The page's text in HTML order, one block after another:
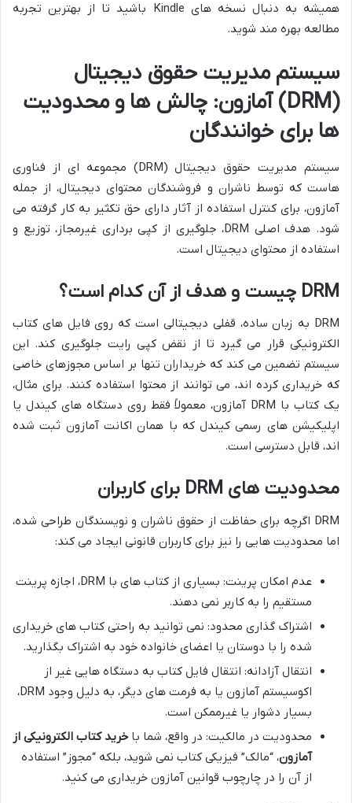
همیشه به دنبال نسخه های Kindle باشید تا از بهترین تجربه
مطالعه بهره مند شوید.
سیستم مدیریت حقوق دیجیتال
(DRM) آمازون: چالش ها و محدودیت
ها برای خوانندگان
سیستم مدیریت حقوق دیجیتال (DRM) مجموعه ای از فناوری
هاست که توسط ناشران و فروشندگان محتوای دیجیتال، از جمله
آمازون، برای کنترل استفاده از آثار دارای حق تکثیر به کار گرفته می
شود. هدف اصلی DRM، جلوگیری از کپی برداری غیرمجاز، توزیع و
استفاده از محتوای دیجیتال است.
DRM چیست و هدف از آن کدام است؟
DRM به زبان ساده، قفلی دیجیتالی است که روی فایل های کتاب
الکترونیکی قرار می گیرد تا از نقض کپی رایت جلوگیری کند. این
سیستم تضمین می کند که خریداران تنها بر اساس مجوزهای خاصی
که خریداری کرده اند، می توانند از محتوا استفاده کنند. برای مثال،
یک کتاب با DRM آمازون، معمولاً فقط روی دستگاه های کیندل یا
اپلیکیشن های رسمی کیندل که با همان اکانت آمازون ثبت شده
اند، قابل دسترسی است.
محدودیت های DRM برای کاربران
DRM اگرچه برای حفاظت از حقوق ناشران و نویسندگان طراحی شده،
اما محدودیت هایی را نیز برای کاربران قانونی ایجاد می کند:
عدم امکان پرینت: بسیاری از کتاب های با DRM، اجازه پرینت
مستقیم را به کاربر نمی دهند.
اشتراک گذاری محدود: نمی توانید به راحتی کتاب های خریداری
شده را با دوستان یا اعضای خانواده خود به اشتراک بگذارید.
انتقال آزادانه: انتقال فایل کتاب به دستگاه هایی غیر از
اکوسیستم آمازون یا به فرمت های دیگر، به دلیل وجود DRM،
بسیار دشوار یا غیرممکن است.
محدودیت در مالکیت: در واقع، شما با خرید کتاب الکترونیکی از
آمازون، “مالک” فیزیکی کتاب نمی شوید، بلکه “مجوز” استفاده
از آن را در چارچوب قوانین آمازون خریداری می کنید.